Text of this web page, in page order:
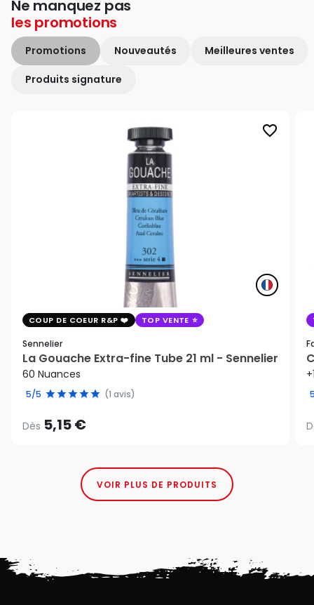
Ne manquez pas
les promotions
Promotions Nouveautés Meilleures ventes
Produits signature
favorite_border
COUP DE COEUR R&P TOP VENTE
Sennelier
La Gouache Extra-fine Tube 21 ml - Sennelier
60 Nuances
5/5 (1 avis)
Dès 5,15 €
VOIR PLUS DE PRODUITS